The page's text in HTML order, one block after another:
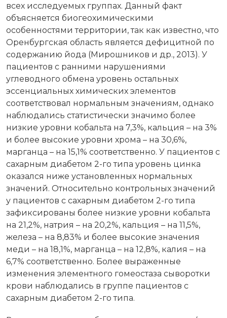
всех исследуемых группах. Данный факт
объясняется биогеохимическими
особенностями территории, так как известно, что
Оренбургская область является дефицитной по
содержанию йода (Мирошников и др., 2013). У
пациентов с ранними нарушениями
углеводного обмена уровень остальных
эссенциальных химических элементов
соответствовал нормальным значениям, однако
наблюдались статистически значимо более
низкие уровни кобальта на 7,3%, кальция – на 3%
и более высокие уровни хрома – на 30,6%,
марганца – на 15,1% соответственно. У пациентов с
сахарным диабетом 2-го типа уровень цинка
оказался ниже установленных нормальных
значений. Относительно контрольных значений
у пациентов с сахарным диабетом 2-го типа
зафиксированы более низкие уровни кобальта
на 21,2%, натрия – на 20,2%, кальция – на 11,5%,
железа – на 8,83% и более высокие значения
меди – на 18,1%, марганца – на 12,8%, калия – на
6,7% соответственно. Более выраженные
изменения элементного гомеостаза сыворотки
крови наблюдались в группе пациентов с
сахарным диабетом 2-го типа.